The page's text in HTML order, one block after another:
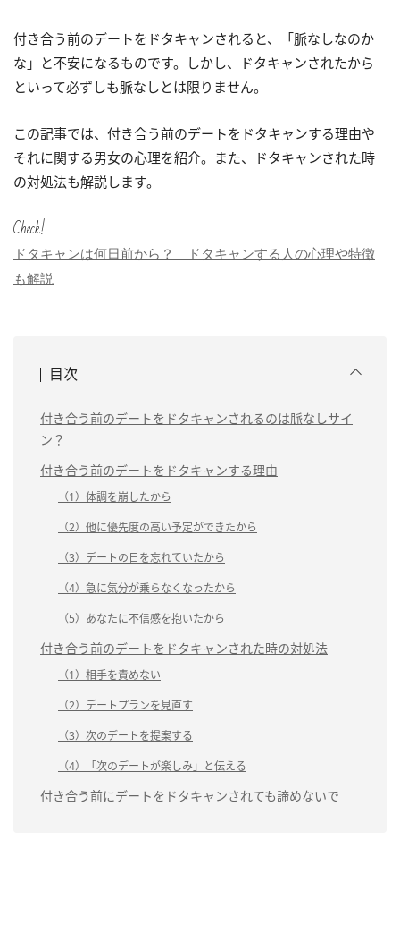
付き合う前のデートをドタキャンされると、「脈なしなのか
な」と不安になるものです。しかし、ドタキャンされたから
といって必ずしも脈なしとは限りません。
この記事では、付き合う前のデートをドタキャンする理由や
それに関する男女の心理を紹介。また、ドタキャンされた時
の対処法も解説します。
Check!
ドタキャンは何日前から？ ドタキャンする人の心理や特徴
も解説
目次
付き合う前のデートをドタキャンされるのは脈なしサイ
ン？
付き合う前のデートをドタキャンする理由
（1）体調を崩したから
（2）他に優先度の高い予定ができたから
（3）デートの日を忘れていたから
（4）急に気分が乗らなくなったから
（5）あなたに不信感を抱いたから
付き合う前のデートをドタキャンされた時の対処法
（1）相手を責めない
（2）デートプランを見直す
（3）次のデートを提案する
（4）「次のデートが楽しみ」と伝える
付き合う前にデートをドタキャンされても諦めないで